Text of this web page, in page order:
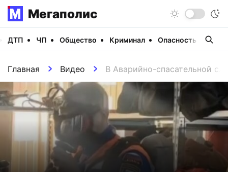
Мегаполис
ДТП ЧП Общество Криминал Опасность
Главная Видео В Аварийно-спасательной